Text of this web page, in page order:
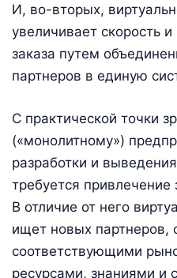
И, во-вторых,
увеличивает скорость
заказа путем
партнеров в единую
С практической точки
(«монолитному»)
разработки и
требуется привлечение
В отличие от него
ищет новых
соответствующими
ресурсами, знаниями и